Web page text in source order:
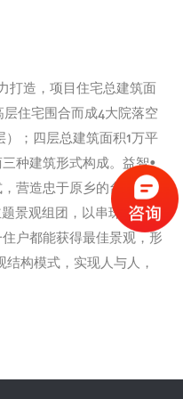
打造，项目住宅总建筑面
住宅围合而成4大院落空
）；四层总建筑面积1万平
种建筑形式构成。益智•
营造忠于原乡的台地景
景观组团，以串珠式手
户都能获得最佳景观，形
构模式，实现人与人，